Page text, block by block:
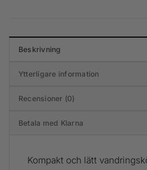
Beskrivning
Ytterligare information
Recensioner (0)
Betala med Klarna
Kompakt och lätt